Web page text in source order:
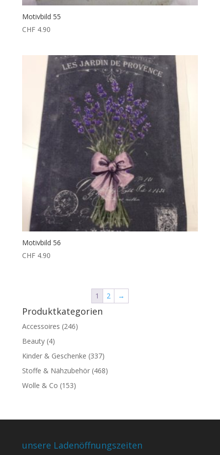
Motivbild 55
CHF4.90
Motivbild 56
CHF4.90
1 2 →
Produktkategorien
Accessoires (246)
Beauty (4)
Kinder & Geschenke (337)
Stoffe & Nähzubehör (468)
Wolle & Co (153)
unsere Ladenöffnungszeiten